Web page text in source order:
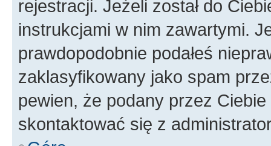
rejestracji. Jeżeli został do
instrukcjami w nim zawartymi.
prawdopodobnie podałeś
zaklasyfikowany jako spam
pewien, że podany przez
skontaktować się z